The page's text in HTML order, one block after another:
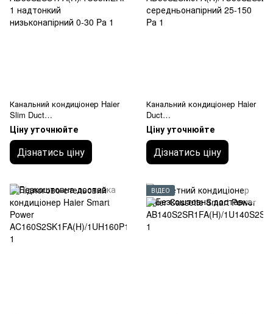
Канальний кондиціонер Haier
Slim Duct
AD35S2SS1FA(H)/1U35MEHFR
A-1 надтонкий низьконапірний
0-30 Pа
Ціну уточнюйте
Дізнатись ціну
Канальний кондиціонер Haier
Duct
AD50S2SM9FA(H)/1U50S2SJ2F
A середньонапірний 25-150 Pа
Ціну уточнюйте
Дізнатись ціну
ВІДЕО